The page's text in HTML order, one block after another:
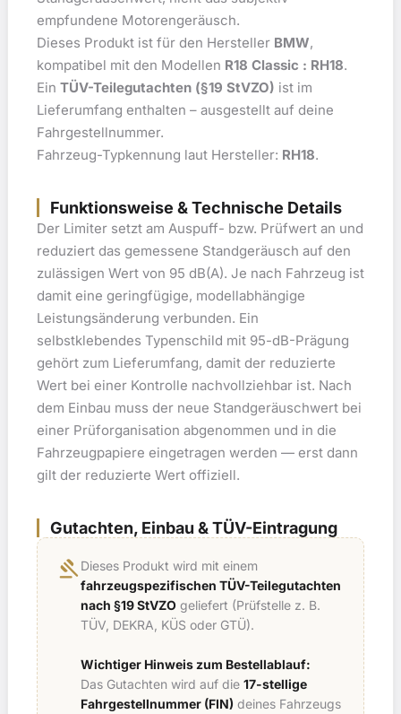
empfundene Motorengeräusch.
Dieses Produkt ist für den Hersteller BMW,
kompatibel mit den Modellen R18 Classic : RH18.
Ein TÜV-Teilegutachten (§19 StVZO) ist im
Lieferumfang enthalten – ausgestellt auf deine
Fahrgestellnummer.
Fahrzeug-Typkennung laut Hersteller: RH18.
Funktionsweise & Technische Details
Der Limiter setzt am Auspuff- bzw. Prüfwert an und
reduziert das gemessene Standgeräusch auf den
zulässigen Wert von 95 dB(A). Je nach Fahrzeug ist
damit eine geringfügige, modellabhängige
Leistungsänderung verbunden. Ein
selbstklebendes Typenschild mit 95-dB-Prägung
gehört zum Lieferumfang, damit der reduzierte
Wert bei einer Kontrolle nachvollziehbar ist. Nach
dem Einbau muss der neue Standgeräuschwert bei
einer Prüforganisation abgenommen und in die
Fahrzeugpapiere eingetragen werden — erst dann
gilt der reduzierte Wert offiziell.
Gutachten, Einbau & TÜV-Eintragung
gavel Dieses Produkt wird mit einem
fahrzeugspezifischen TÜV-Teilegutachten
nach §19 StVZO geliefert (Prüfstelle z. B.
TÜV, DEKRA, KÜS oder GTÜ).
Wichtiger Hinweis zum Bestellablauf:
Das Gutachten wird auf die 17-stellige
Fahrgestellnummer (FIN) deines Fahrzeugs